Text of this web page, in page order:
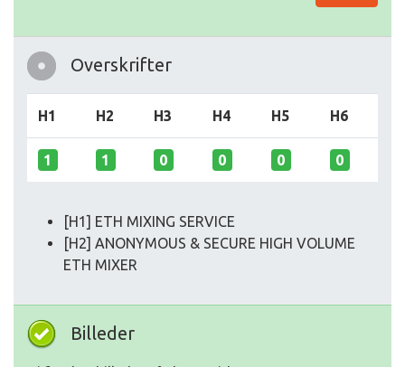
Overskrifter
H1 H2 H3 H4 H5 H6
1 1 0 0 0 0
[H1] ETH MIXING SERVICE
[H2] ANONYMOUS & SECURE HIGH VOLUME
ETH MIXER
Billeder